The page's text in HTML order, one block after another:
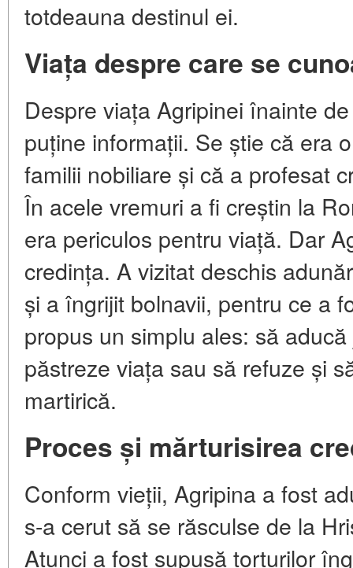
totdeauna destinul ei.
Viața despre care se
Despre viața Agripinei înainte
puține informații. Se știe că era
familii nobiliare și că a profesat
În acele vremuri a fi creștin la
era periculos pentru viață. Dar
credința. A vizitat deschis
și a îngrijit bolnavii, pentru ce a
propus un simplu ales: să
păstreze viața sau să refuze și
martirică.
Proces și mărturisirea
Conform vieții, Agripina a fost
s-a cerut să se răsculse de la
Atunci a fost supusă torturilor